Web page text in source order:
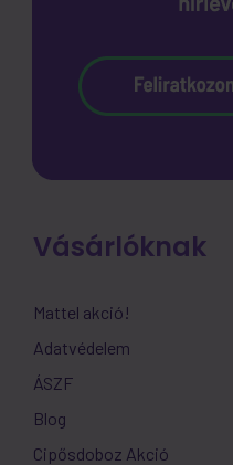
Vásárlóknak
Mattel akció!
Adatvédelem
ÁSZF
Blog
Cipősdoboz Akció